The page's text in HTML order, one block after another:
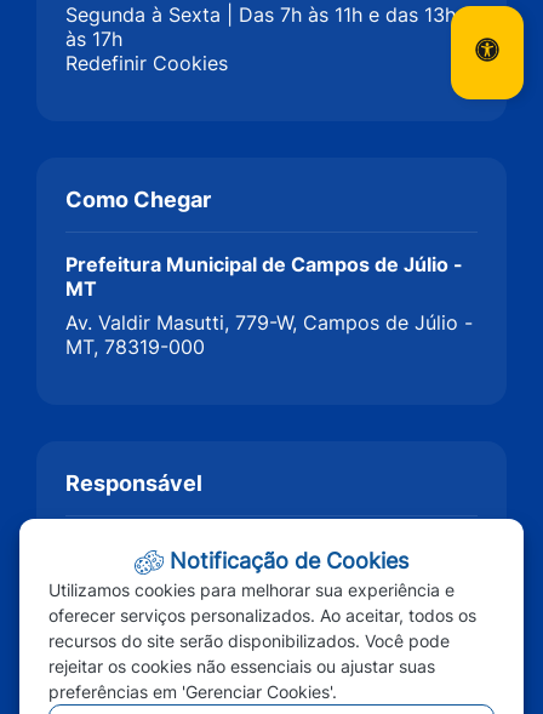
Segunda à Sexta | Das 7h às 11h e das 13h
às 17h
Redefinir Cookies
Como Chegar
Prefeitura Municipal de Campos de Júlio -
MT
Av. Valdir Masutti, 779-W, Campos de Júlio -
MT, 78319-000
Responsável
Prefeitura Municipal de Campos de Júlio
Notificação de Cookies
Utilizamos cookies para melhorar sua experiência e
oferecer serviços personalizados. Ao aceitar, todos os
recursos do site serão disponibilizados. Você pode
rejeitar os cookies não essenciais ou ajustar suas
preferências em 'Gerenciar Cookies'.